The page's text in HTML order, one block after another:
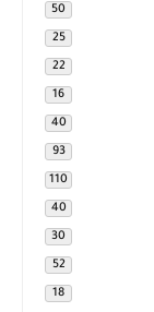
50
25
22
16
40
93
110
40
30
52
18